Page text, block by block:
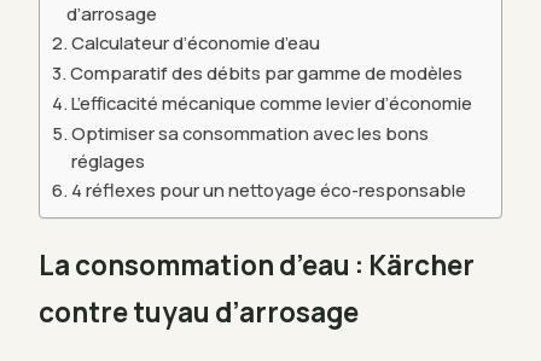
d’arrosage
Calculateur d’économie d’eau
Comparatif des débits par gamme de modèles
L’efficacité mécanique comme levier d’économie
Optimiser sa consommation avec les bons
réglages
4 réflexes pour un nettoyage éco-responsable
La consommation d’eau : Kärcher
contre tuyau d’arrosage